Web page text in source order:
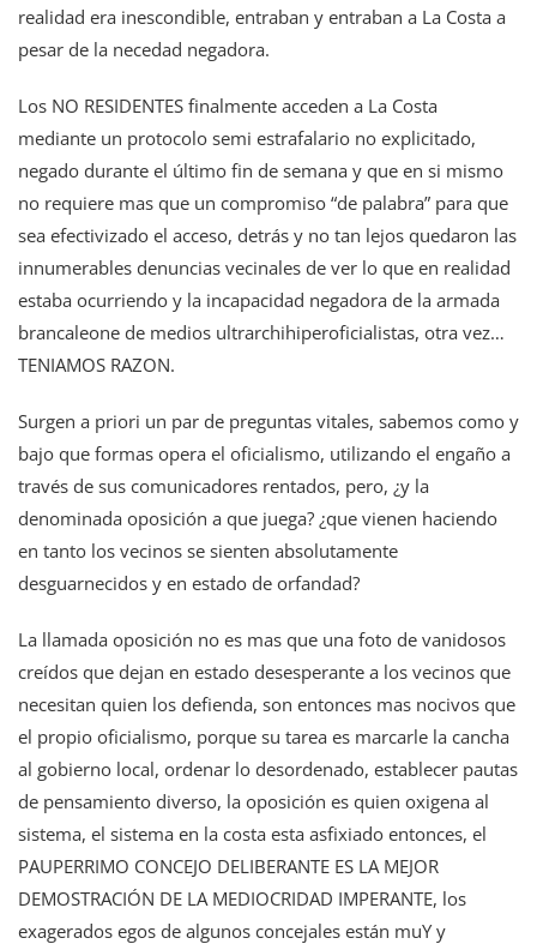
realidad era inescondible, entraban y entraban a La Costa a
pesar de la necedad negadora.
Los NO RESIDENTES finalmente acceden a La Costa
mediante un protocolo semi estrafalario no explicitado,
negado durante el último fin de semana y que en si mismo
no requiere mas que un compromiso “de palabra” para que
sea efectivizado el acceso, detrás y no tan lejos quedaron las
innumerables denuncias vecinales de ver lo que en realidad
estaba ocurriendo y la incapacidad negadora de la armada
brancaleone de medios ultrarchihiperoficialistas, otra vez…
TENIAMOS RAZON.
Surgen a priori un par de preguntas vitales, sabemos como y
bajo que formas opera el oficialismo, utilizando el engaño a
través de sus comunicadores rentados, pero, ¿y la
denominada oposición a que juega? ¿que vienen haciendo
en tanto los vecinos se sienten absolutamente
desguarnecidos y en estado de orfandad?
La llamada oposición no es mas que una foto de vanidosos
creídos que dejan en estado desesperante a los vecinos que
necesitan quien los defienda, son entonces mas nocivos que
el propio oficialismo, porque su tarea es marcarle la cancha
al gobierno local, ordenar lo desordenado, establecer pautas
de pensamiento diverso, la oposición es quien oxigena al
sistema, el sistema en la costa esta asfixiado entonces, el
PAUPERRIMO CONCEJO DELIBERANTE ES LA MEJOR
DEMOSTRACIÓN DE LA MEDIOCRIDAD IMPERANTE, los
exagerados egos de algunos concejales están muY y